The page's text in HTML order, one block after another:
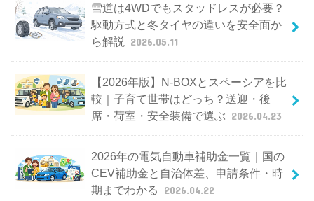
雪道は4WDでもスタッドレスが必要？
駆動方式と冬タイヤの違いを安全面か
ら解説
2026.05.11
【2026年版】N-BOXとスペーシアを比
較｜子育て世帯はどっち？送迎・後
席・荷室・安全装備で選ぶ 2026.04.23
2026年の電気自動車補助金一覧｜国の
CEV補助金と自治体差、申請条件・時
期までわかる
2026.04.22